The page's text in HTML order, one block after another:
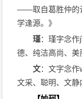
——取自葛胜仲的
学逢源。》
瑾：瑾字念
德、纯洁高尚、美
文：文字念
文采、聪明、文静